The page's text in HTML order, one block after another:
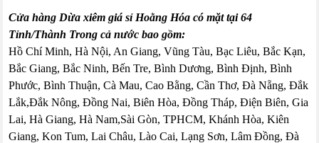
Cửa hàng Dừa xiêm giá sỉ Hoằng Hóa có mặt tại 64
Tỉnh/Thành Trong cả nước bao gồm:
Hồ Chí Minh, Hà Nội, An Giang, Vũng Tàu, Bạc Liêu, Bắc Kạn,
Bắc Giang, Bắc Ninh, Bến Tre, Bình Dương, Bình Định, Bình
Phước, Bình Thuận, Cà Mau, Cao Bằng, Cần Thơ, Đà Nẵng, Đắk
Lắk,Đắk Nông, Đồng Nai, Biên Hòa, Đồng Tháp, Điện Biên, Gia
Lai, Hà Giang, Hà Nam,Sài Gòn, TPHCM, Khánh Hòa, Kiên
Giang, Kon Tum, Lai Châu, Lào Cai, Lạng Sơn, Lâm Đồng, Đà